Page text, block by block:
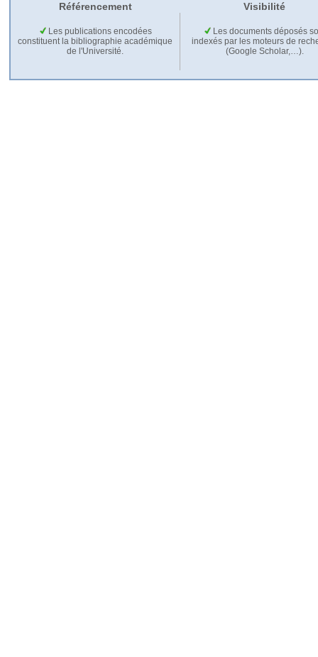
Référencement Visibilité
Les publications encodées
constituent la bibliographie académique
de l'Université.
Les documents déposés
indexés par les moteurs de
(Google Scholar,…).